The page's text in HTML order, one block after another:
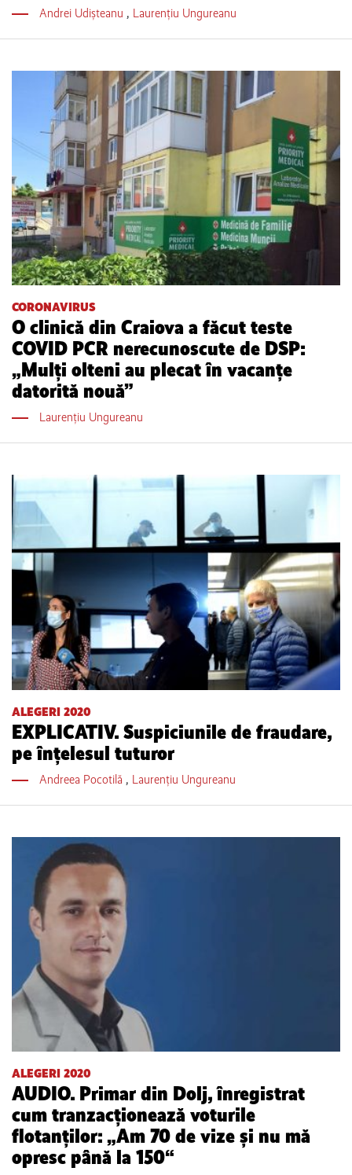
Andrei Udișteanu , Laurențiu Ungureanu
CORONAVIRUS
O clinică din Craiova a făcut teste
COVID PCR nerecunoscute de DSP:
„Mulți olteni au plecat în vacanțe
datorită nouă”
Laurențiu Ungureanu
ALEGERI 2020
EXPLICATIV. Suspiciunile de fraudare,
pe înțelesul tuturor
Andreea Pocotilă , Laurențiu Ungureanu
ALEGERI 2020
AUDIO. Primar din Dolj, înregistrat
cum tranzacționează voturile
flotanților: „Am 70 de vize și nu mă
opresc până la 150“